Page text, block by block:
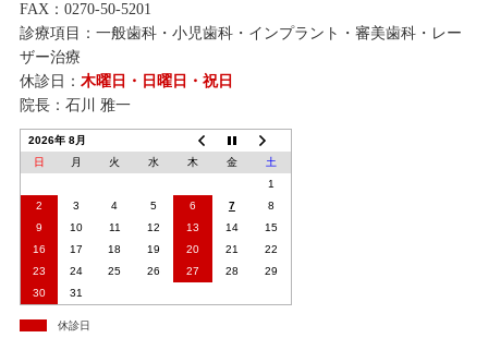
FAX：0270-50-5201
診療項目：一般歯科・小児歯科・インプラント・審美歯科・レー
ザー治療
休診日： 木曜日・日曜日・祝日
院長：石川 雅一
2026年 8月
日
月 火 水 木 金
土
1
2
3 4 5 6 7
8
9
10 11 12 13 14
15
16
17 18 19 20 21
22
23
24 25 26 27 28
29
30
31
休診日